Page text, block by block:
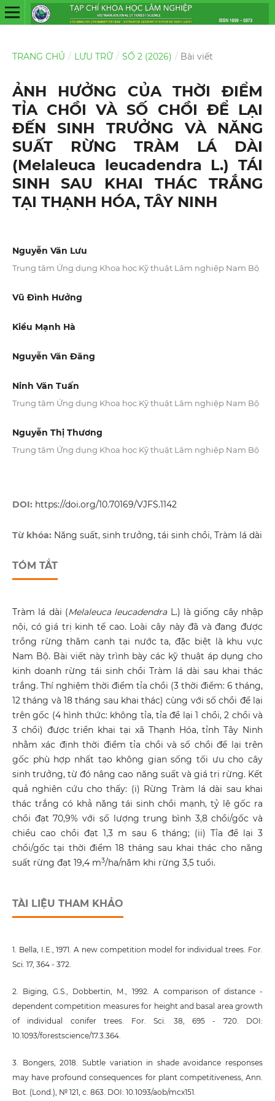
TRANG CHỦ / LƯU TRỮ / SỐ 2 (2026) / Bài viết
ẢNH HƯỞNG CỦA THỜI ĐIỂM
TỈA CHỒI VÀ SỐ CHỒI ĐỂ LẠI
ĐẾN SINH TRƯỞNG VÀ NĂNG
SUẤT RỪNG TRÀM LÁ DÀI
(Melaleuca leucadendra L.) TÁI
SINH SAU KHAI THÁC TRẮNG
TẠI THẠNH HÓA, TÂY NINH
Nguyễn Văn Lưu
Trung tâm Ứng dụng Khoa học Kỹ thuật Lâm nghiệp Nam Bộ
Vũ Đình Hưởng
Kiều Mạnh Hà
Nguyễn Văn Đăng
Ninh Văn Tuấn
Trung tâm Ứng dụng Khoa học Kỹ thuật Lâm nghiệp Nam Bộ
Nguyễn Thị Thương
Trung tâm Ứng dụng Khoa học Kỹ thuật Lâm nghiệp Nam Bộ
DOI: https://doi.org/10.70169/VJFS.1142
Từ khóa: Năng suất, sinh trưởng, tái sinh chồi, Tràm lá dài
TÓM TẮT
Tràm lá dài (Melaleuca leucadendra L.) là giống cây nhập
nội, có giá trị kinh tế cao. Loài cây này đã và đang được
trồng rừng thâm canh tại nước ta, đặc biệt là khu vực
Nam Bộ. Bài viết này trình bày các kỹ thuật áp dụng cho
kinh doanh rừng tái sinh chồi Tràm lá dài sau khai thác
trắng. Thí nghiệm thời điểm tỉa chồi (3 thời điểm: 6 tháng,
12 tháng và 18 tháng sau khai thác) cùng với số chồi để lại
trên gốc (4 hình thức: không tỉa, tỉa để lại 1 chồi, 2 chồi và
3 chồi) được triển khai tại xã Thạnh Hóa, tỉnh Tây Ninh
nhằm xác định thời điểm tỉa chồi và số chồi để lại trên
gốc phù hợp nhất tạo không gian sống tối ưu cho cây
sinh trưởng, từ đó nâng cao năng suất và giá trị rừng. Kết
quả nghiên cứu cho thấy: (i) Rừng Tràm lá dài sau khai
thác trắng có khả năng tái sinh chồi mạnh, tỷ lệ gốc ra
chồi đạt 70,9% với số lượng trung bình 3,8 chồi/gốc và
chiều cao chồi đạt 1,3 m sau 6 tháng; (ii) Tỉa để lại 3
chồi/gốc tại thời điểm 18 tháng sau khai thác cho năng
suất rừng đạt 19,4 m3/ha/năm khi rừng 3,5 tuổi.
TÀI LIỆU THAM KHẢO
1. Bella, I.E., 1971. A new competition model for individual trees. For.
Sci. 17, 364 - 372.
2. Biging, G.S., Dobbertin, M., 1992. A comparison of distance -
dependent competition measures for height and basal area growth
of individual conifer trees. For. Sci. 38, 695 - 720. DOI:
10.1093/forestscience/17.3.364.
3. Bongers, 2018. Subtle variation in shade avoidance responses
may have profound consequences for plant competitiveness, Ann.
Bot. (Lond.), № 121, с. 863. DOI: 10.1093/aob/mcx151.